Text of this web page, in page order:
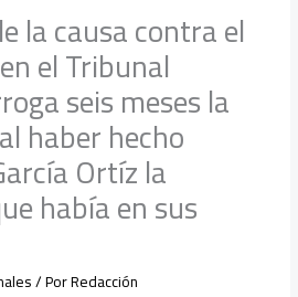
la causa contra el
el Tribunal
seis meses la
haber hecho
Ortíz la
había en sus
/ PorRedacción